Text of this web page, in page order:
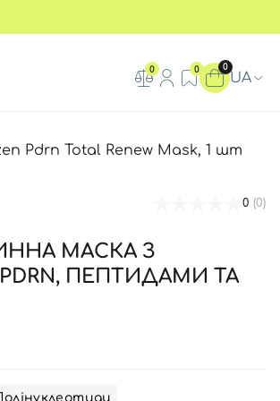
0 0 0
UA
Pdrn Total Renew Mask, 1 шт
0 (0)
МАСКА З
ПЕПТИДАМИ ТА